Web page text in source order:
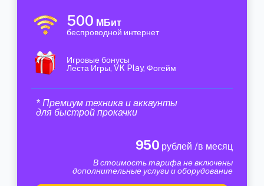
500 МБит
беспроводной интернет
Игровые бонусы
Леста Игры, VK Play, Фогейм
* Премиум техника и аккаунты
для быстрой прокачки
950 рублей /в месяц
В стоимость тарифа не включены
дополнительные услуги и оборудование